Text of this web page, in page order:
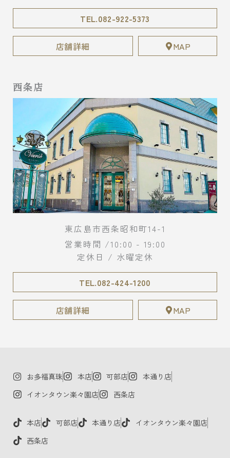
TEL.082-922-5373
店舗詳細 MAP
西条店
東広島市西条昭和町14-1
営業時間 /10:00 - 19:00
定休日 / 水曜定休
TEL.082-424-1200
店舗詳細 MAP
お多福真珠 本店 可部店
本通り店
イオンタウン楽々園店
西条店
本店 可部店 本通り店
イオンタウン楽々園店
西条店